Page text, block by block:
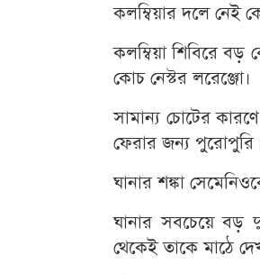
কলম্বিয়ার দলে নেই
কলম্বিয়া শিবিরে
কোচ নেস্টর লরেঞ্জো।
সামান্য চোটের
ফেরার জন্য পুরোপুরি
ঘানার শঙ্কা
ঘানার সবচেয়ে বড়
থেকেই তাকে মাঠে